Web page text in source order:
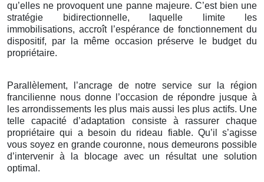
qu’elles ne provoquent une panne majeure. C’est bien une
stratégie bidirectionnelle, laquelle limite les
immobilisations, accroît l’espérance de fonctionnement du
dispositif, par la même occasion préserve le budget du
propriétaire.
Parallèlement, l’ancrage de notre service sur la région
francilienne nous donne l’occasion de répondre jusque à
les arrondissements les plus mais aussi les plus actifs. Une
telle capacité d’adaptation consiste à rassurer chaque
propriétaire qui a besoin du rideau fiable. Qu’il s’agisse
vous soyez en grande couronne, nous demeurons possible
d’intervenir à la blocage avec un résultat une solution
optimal.